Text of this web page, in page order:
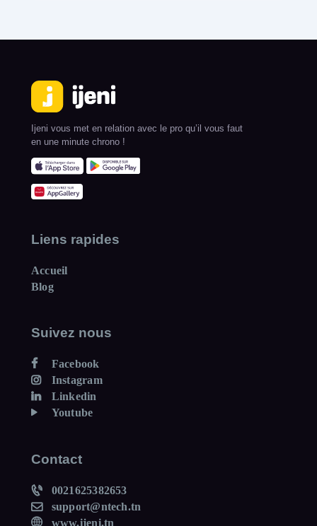
Ijeni vous met en relation avec le pro qu’il vous faut
en une minute chrono !
Liens rapides
Accueil
Blog
Suivez nous
Facebook
Instagram
Linkedin
Youtube
Contact
0021625382653
support@ntech.tn
www.ijeni.tn